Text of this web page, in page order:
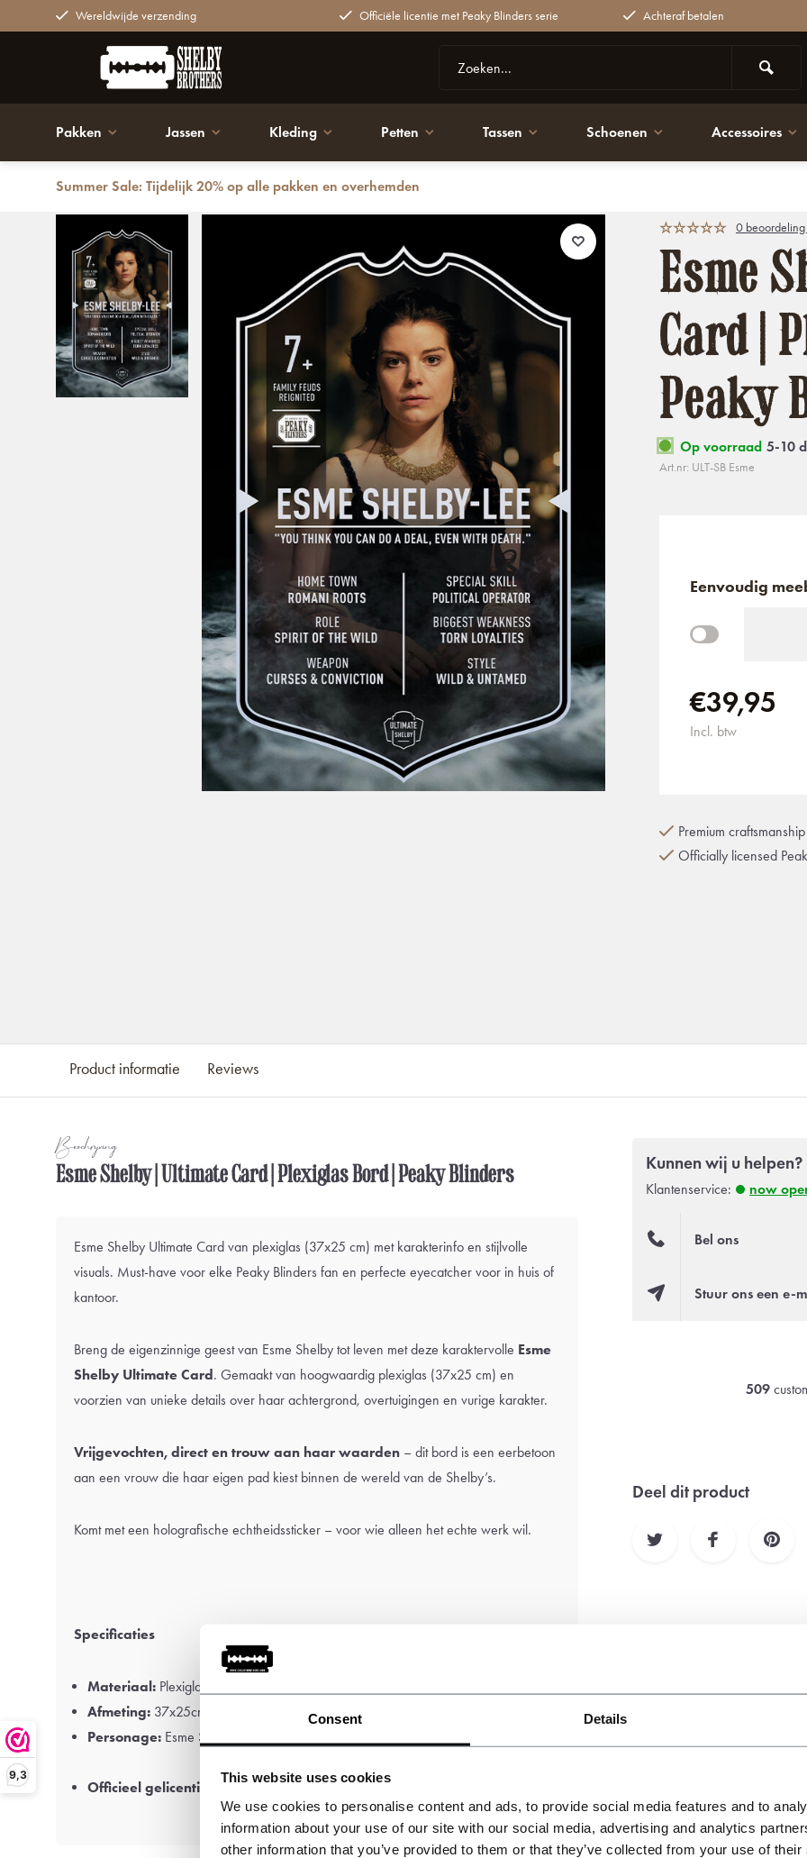
Consent Details
This website uses cookies
We use cookies to personalise content and ads, to provide social media features and to
information about your use of our site with our social media, advertising and analytics
other information that you’ve provided to them or that they’ve collected from your use of
9,3
Wereldwijde verzending Officiële licentie met Peaky Blinders serie Achteraf betalen
Pakken Jassen Kleding Petten Tassen Schoenen Accessoires
Summer Sale: Tijdelijk 20% op alle pakken en overhemden
Terug Esme Shelby | Ultimate Card | Plexiglas Bord | Peaky Blinders
0
Esme
Card |
Peaky
Op voorraad 5-10
Art.nr: ULT-SB Esme
Eenvoudig
€39,95
Incl. btw
Premium
Officially licensed
Product informatie Reviews
Beschrijving
Esme Shelby | Ultimate Card | Plexiglas Bord | Peaky Blinders
Esme Shelby Ultimate Card van plexiglas (37x25 cm) met karakterinfo en stijlvolle
visuals. Must-have voor elke Peaky Blinders fan en perfecte eyecatcher voor in huis of
kantoor.
Breng de eigenzinnige geest van Esme Shelby tot leven met deze karaktervolle Esme
Shelby Ultimate Card. Gemaakt van hoogwaardig plexiglas (37x25 cm) en
voorzien van unieke details over haar achtergrond, overtuigingen en vurige karakter.
Vrijgevochten, direct en trouw aan haar waarden – dit bord is een eerbetoon
aan een vrouw die haar eigen pad kiest binnen de wereld van de Shelby’s.
Komt met een holografische echtheidssticker – voor wie alleen het echte werk wil.
Specificaties
Materiaal: Plexiglas
Afmeting: 37x25cm
Personage: Esme Shelby
Officieel gelicentieerd Peaky Blinders™ product
Kunnen wij u helpen?
Klantenservice: now
Bel ons
Stuur ons een e-
509
Deel dit product